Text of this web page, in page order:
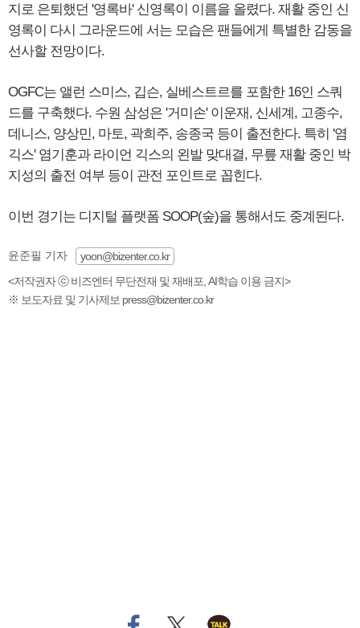
지로 은퇴했던 '영록바' 신영록이 이름을 올렸다. 재활 중인 신
영록이 다시 그라운드에 서는 모습은 팬들에게 특별한 감동을
선사할 전망이다.
OGFC는 앨런 스미스, 깁슨, 실베스트르를 포함한 16인 스쿼
드를 구축했다. 수원 삼성은 '거미손' 이운재, 신세계, 고종수,
데니스, 양상민, 마토, 곽희주, 송종국 등이 출전한다. 특히 '염
긱스' 염기훈과 라이언 긱스의 왼발 맞대결, 무릎 재활 중인 박
지성의 출전 여부 등이 관전 포인트로 꼽힌다.
이번 경기는 디지털 플랫폼 SOOP(숲)을 통해서도 중계된다.
윤준필 기자
yoon@bizenter.co.kr
<저작권자 ⓒ 비즈엔터 무단전재 및 재배포, AI학습 이용 금지>
※ 보도자료 및 기사제보 press@bizenter.co.kr